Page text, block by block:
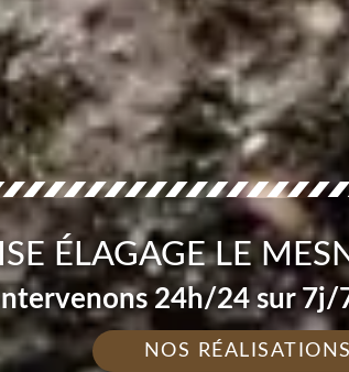
ÉLAGAGE LE
24h/24 sur 7j/
NOS RÉALISATIONS